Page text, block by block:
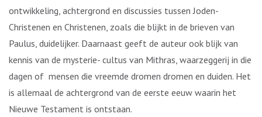
ontwikkeling, achtergrond en discussies tussen Joden-
Christenen en Christenen, zoals die blijkt in de brieven van
Paulus, duidelijker. Daarnaast geeft de auteur ook blijk van
kennis van de mysterie- cultus van Mithras, waarzeggerij in die
dagen of mensen die vreemde dromen dromen en duiden. Het
is allemaal de achtergrond van de eerste eeuw waarin het
Nieuwe Testament is ontstaan.